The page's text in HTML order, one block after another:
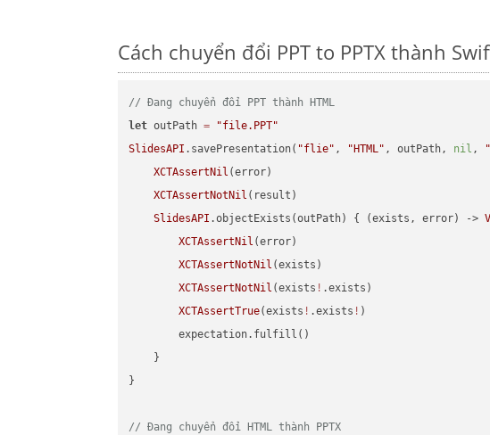
Cách chuyển đổi PPT to PPTX thành
// Đang chuyển đổi PPT thành HTML
let outPath =
"file.PPT"
SlidesAPI .savePresentation( "flie" , "HTML" , outPath, nil ,
XCTAssertNil (error)
XCTAssertNotNil (result)
SlidesAPI .objectExists(outPath) { (exists, error) ->
XCTAssertNil (error)
XCTAssertNotNil (exists)
XCTAssertNotNil (exists ! .exists)
XCTAssertTrue(exists ! .exists ! )
        expectation.fulfill()
    }
}
// Đang chuyển đổi HTML thành PPTX